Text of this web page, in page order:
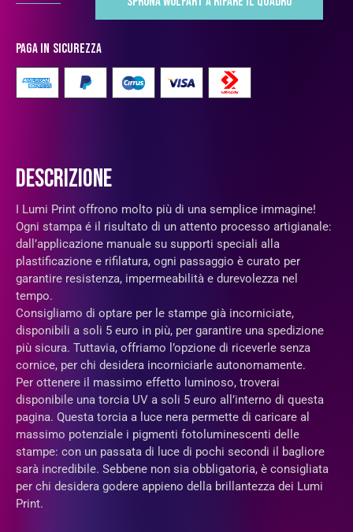
Paga in sicurezza
DESCRIZIONE
I Lumi Print offrono molto più di una semplice immagine!
Ogni stampa é il risultato di un attento processo artigianale:
dall’applicazione manuale su supporti speciali alla
plastificazione e rifilatura, ogni passaggio è curato per
garantire resistenza, impermeabilità e durevolezza nel
tempo.
Consigliamo di optare per le stampe già incorniciate,
disponibili a soli 5 euro in più, per garantire una spedizione
più sicura. Tuttavia, offriamo l’opzione di riceverle senza
cornice, per chi desidera incorniciarle autonomamente.
Per ottenere il massimo effetto luminoso, troverai
disponibile una torcia UV a soli 5 euro all’interno di questa
pagina. Questa torcia a luce nera permette di caricare al
massimo potenziale i pigmenti fotoluminescenti delle
stampe: con un passata di luce di pochi secondi il bagliore
sarà incredibile. Sebbene non sia obbligatoria, è consigliata
per chi desidera godere appieno della brillantezza dei Lumi
Print.